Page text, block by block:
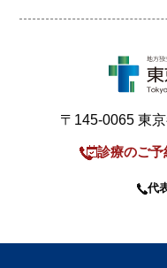
〒145-0065 東
診療のご予
代